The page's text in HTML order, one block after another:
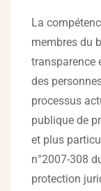
La
membres du
transparence
des
processus
publique de
et plus
n°2007-308
protection